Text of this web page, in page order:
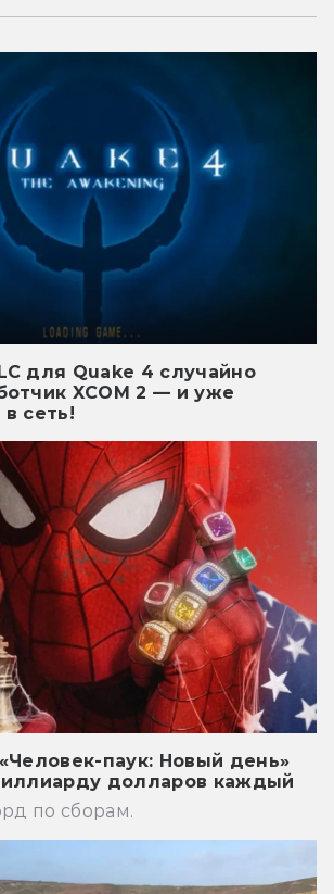
для Quake 4 случайно
XCOM 2 — и уже
сеть!
паук: Новый день»
долларов каждый
по сборам.